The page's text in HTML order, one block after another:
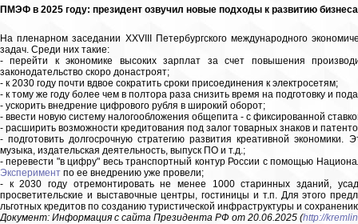
ПМЭФ в 2025 году: президент озвучил новые подходы к развитию бизнеса
На пленарном заседании XXVIII Петербургского международного
задач. Среди них такие:
- перейти к экономике высоких зарплат за счет повышения
законодательство скоро донастроят;
- к 2030 году почти вдвое сократить сроки присоединения к электросетям;
- к тому же году более чем в полтора раза снизить время на подготовку и
- ускорить внедрение цифрового рубля в широкий оборот;
- ввести новую систему налогообложения общепита - с фиксированной
- расширить возможности кредитования под залог товарных знаков и
- подготовить долгосрочную стратегию развития креативной экономики.
музыка, издательская деятельность, выпуск ПО и т.д.;
- перевести "в цифру" весь транспортный контур России с помощью
Эксперимент по ее внедрению уже провели;
- к 2030 году отремонтировать не менее 1000 старинных зданий,
просветительские и выставочные центры, гостиницы и т.п. Для этого
льготных кредитов по созданию туристической инфраструктуры и
Документ: Информация с сайта Президента РФ от 20.06.2025 (http://